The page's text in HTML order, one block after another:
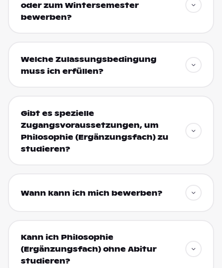
oder zum Wintersemester
bewerben?
Welche Zulassungsbedingung
muss ich erfüllen?
Gibt es spezielle
Zugangsvoraussetzungen, um
Philosophie (Ergänzungsfach) zu
studieren?
Wann kann ich mich bewerben?
Kann ich Philosophie
(Ergänzungsfach) ohne Abitur
studieren?